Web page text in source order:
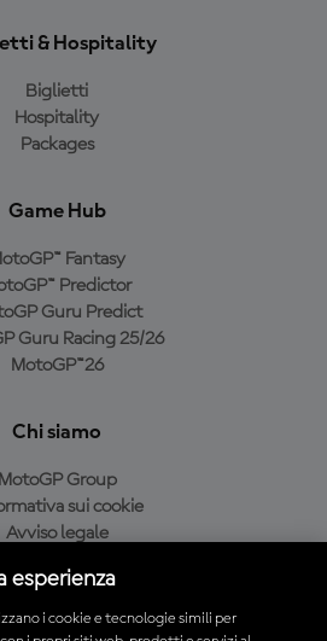
& Hospitality
Biglietti
Hospitality
Packages
Game Hub
Fantasy
Predictor
Guru Predict
Guru Racing 25/26
MotoGP™26
Chi siamo
MotoGP Group
sui cookie
Avviso legale
di acquisto
esperienza
i cookie e tecnologie simili per